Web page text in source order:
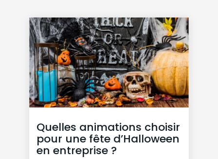
Quelles animations choisir
pour une fête d’Halloween
en entreprise ?